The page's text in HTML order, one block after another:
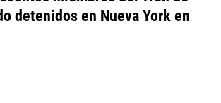
detenidos en Nueva York en